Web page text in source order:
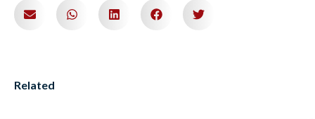
Related